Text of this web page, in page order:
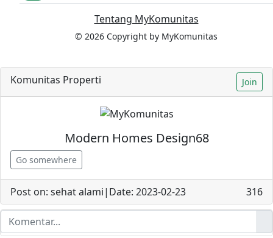
Tentang MyKomunitas
© 2026 Copyright by MyKomunitas
Komunitas Properti Join
Modern Homes Design68
Go somewhere
Post on: sehat alami|Date: 2023-02-23 316